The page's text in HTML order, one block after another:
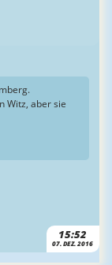
15:52
07. DEZ. 2016
Witz, aber sie